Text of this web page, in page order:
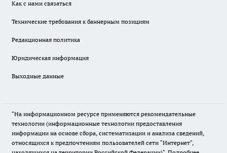
Как с нами связаться
Технические требования к баннерным позициям
Редакционная политика
Юридическая информация
Выходные данные
"На информационном ресурсе применяются рекомендательные
технологии (информационные технологии предоставления
информации на основе сбора, систематизации и анализа сведений,
относящихся к предпочтениям пользователей сети "Интернет",